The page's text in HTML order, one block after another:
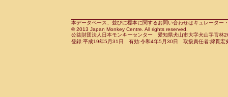
CercopithecidaePapio anubis(0)
CercopithecidaePapio cynocephalus
CercopithecidaePapio hamadryas(0)
CebidaeSaguinus leucopus(0)
CebidaeSaguinus midas(0)
Cebidae Saguinus mystax(0)
本データベース、並びに標本に関するお問い合わせはキュレータ
© 2013 Japan Monkey Centre. All rights reserved.
公益財団法人日本モンキーセンター 愛知県犬山市大字犬山字官
登録:平成19年5月31日 有効:令和4年5月30日 取扱責任者:綿貫宏